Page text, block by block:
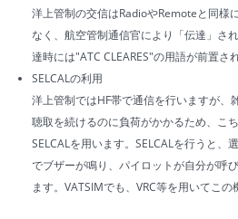
洋上管制の交信はRadioやRemoteと同様
なく、航空管制通信官により「伝達」さ
達時には"ATC CLEARES"の用語が前置さ
SELCALの利用
洋上管制ではHF帯で通信を行いますが、
聴取を続けるのに負荷がかかるため、こ
SELCALを用います。SELCALを行うと、
でブザーが鳴り、パイロットが自分が呼
ます。VATSIMでも、VRC等を用いてこの